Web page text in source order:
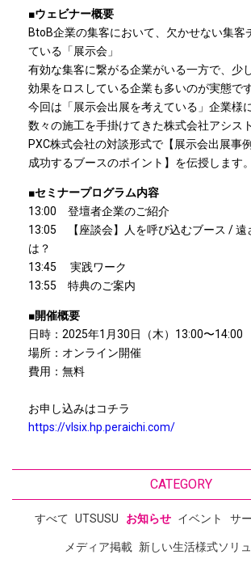
■ウェビナー概要
BtoB企業の集客において、欠かせない集客
ている「展示会」
有効な集客に繋がる企業がいる一方で、少
効果をロスしている企業も多いのが実態です
今回は「展示会出展を考えている」企業様
数々の施工を手掛けてきた株式会社アシス
PXC株式会社の対談形式で【展示会出展事
成功するブースのポイント】を伝授します。
■セミナープログラム内容
13:00 登壇者企業のご紹介
13:05 【座談会】人を呼び込むブース / 遠
は？
13:45 実践ワーク
13:55 特典のご案内
■開催概要
日時：2025年1月30日（木）13:00〜14:00
場所：オンライン開催
費用：無料
お申し込みはコチラ
https://vlsix.hp.peraichi.com/
CATEGORY
すべて UTSUSU お知らせ イベント サ
メディア掲載 新しい生活様式ソリ